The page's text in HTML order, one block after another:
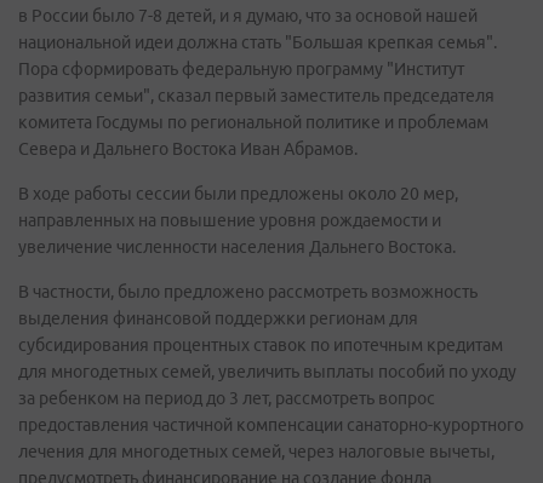
в России было 7-8 детей, и я думаю, что за основой нашей
национальной идеи должна стать "Большая крепкая семья".
Пора сформировать федеральную программу "Институт
развития семьи", сказал первый заместитель председателя
комитета Госдумы по региональной политике и проблемам
Севера и Дальнего Востока Иван Абрамов.
В ходе работы сессии были предложены около 20 мер,
направленных на повышение уровня рождаемости и
увеличение численности населения Дальнего Востока.
В частности, было предложено рассмотреть возможность
выделения финансовой поддержки регионам для
субсидирования процентных ставок по ипотечным кредитам
для многодетных семей, увеличить выплаты пособий по уходу
за ребенком на период до 3 лет, рассмотреть вопрос
предоставления частичной компенсации санаторно-курортного
лечения для многодетных семей, через налоговые вычеты,
предусмотреть финансирование на создание фонда